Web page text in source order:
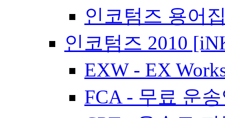
인코텀즈 용어
인코텀즈 2010
EXW - EX
FCA - 무료 운